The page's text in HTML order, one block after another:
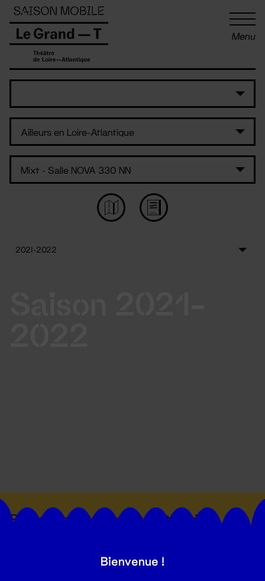
Menu
Suivez toutes les actualités du
Panneau de gestion des cookies
Bienvenue !